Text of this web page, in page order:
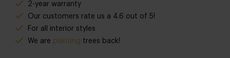
2-year warranty
Our customers rate us a 4.6 out of 5!
For all interior styles
We are planting trees back!